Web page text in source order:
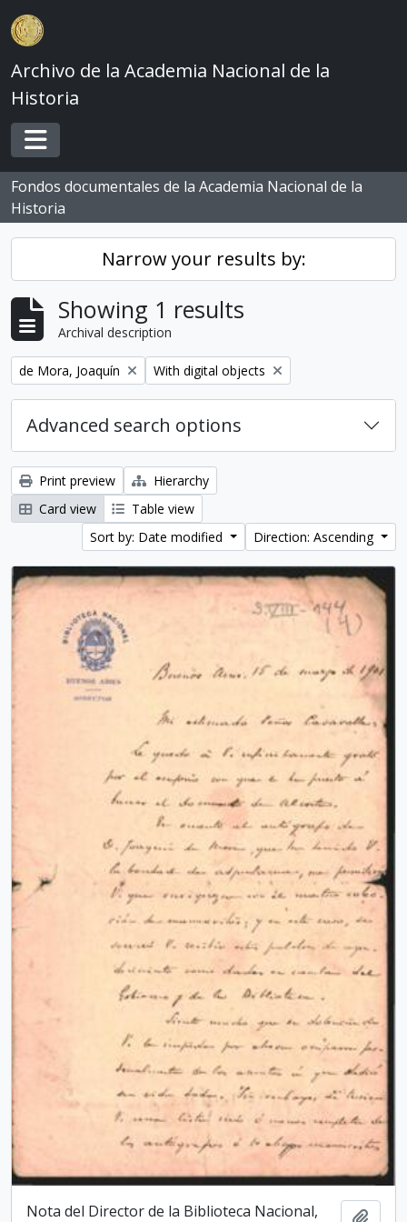
Skip to main content
Archivo de la Academia Nacional de la
Historia
Toggle navigation
Fondos documentales de la Academia Nacional de la
Historia
Narrow your results by:
Showing 1 results
Archival description
Remove filter:
de Mora, Joaquín Remove filter:
With digital objects
Advanced search options
Print preview
Hierarchy
Card view
Table view
Sort by: Date modified
Direction: Ascending
Nota del Director de la Biblioteca Nacio­nal,